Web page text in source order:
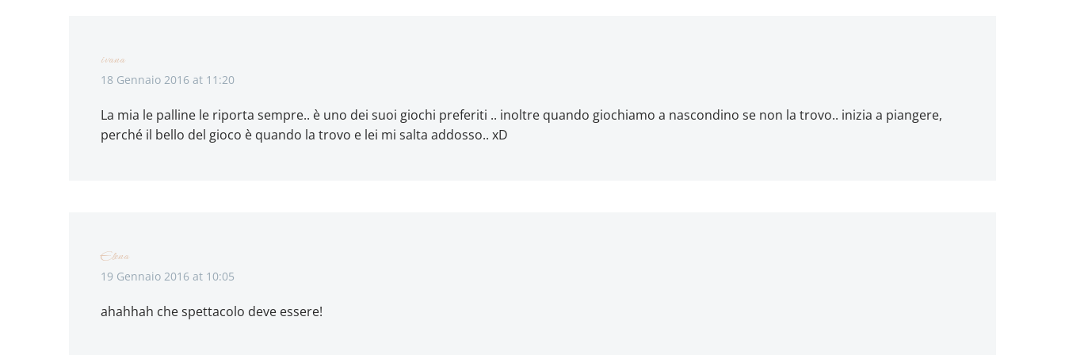
ivana
18 Gennaio 2016 at 11:20
La mia le palline le riporta sempre.. è uno dei suoi giochi preferiti .. inoltre quando giochiamo a nascondino se non la trovo.. inizia a piangere,
perché il bello del gioco è quando la trovo e lei mi salta addosso.. xD
Elena
19 Gennaio 2016 at 10:05
ahahhah che spettacolo deve essere!